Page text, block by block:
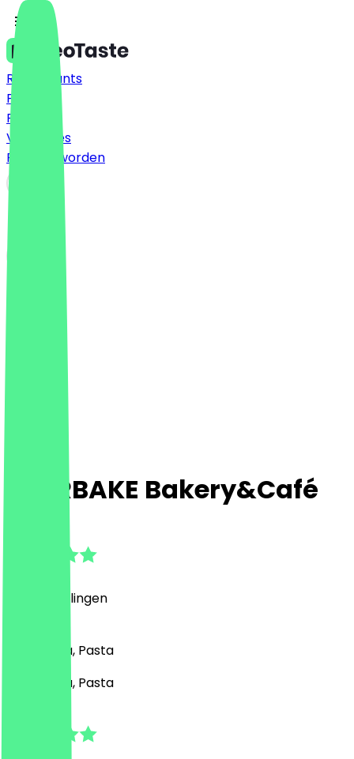
Restaurants
Prijzen
FAQ
Vacatures
Partner worden
STARBAKE Bakery&Café
Beoordelingen
Café, Pizza, Pasta
Café, Pizza, Pasta